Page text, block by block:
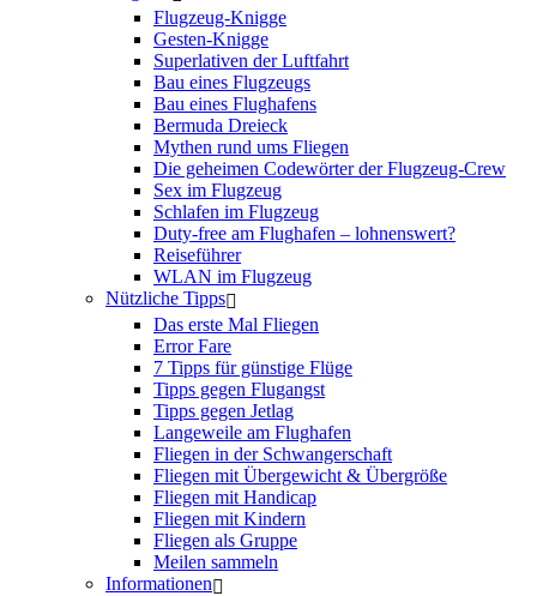
Flugzeug-Knigge
Gesten-Knigge
Superlativen der Luftfahrt
Bau eines Flugzeugs
Bau eines Flughafens
Bermuda Dreieck
Mythen rund ums Fliegen
Die geheimen Codewörter der Flugzeug-Crew
Sex im Flugzeug
Schlafen im Flugzeug
Duty-free am Flughafen – lohnenswert?
Reiseführer
WLAN im Flugzeug
Nützliche Tipps
Das erste Mal Fliegen
Error Fare
7 Tipps für günstige Flüge
Tipps gegen Flugangst
Tipps gegen Jetlag
Langeweile am Flughafen
Fliegen in der Schwangerschaft
Fliegen mit Übergewicht & Übergröße
Fliegen mit Handicap
Fliegen mit Kindern
Fliegen als Gruppe
Meilen sammeln
Informationen